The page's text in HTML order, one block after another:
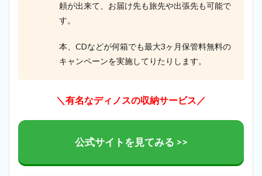
頼が出来て、お届け先も旅先や出張先も可能で
す。
本、CDなどが何箱でも最大3ヶ月保管料無料の
キャンペーンを実施してりたりします。
＼有名なディノスの収納サービス／
公式サイトを見てみる >>